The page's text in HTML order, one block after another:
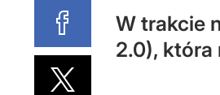
W trakcie
2.0), która